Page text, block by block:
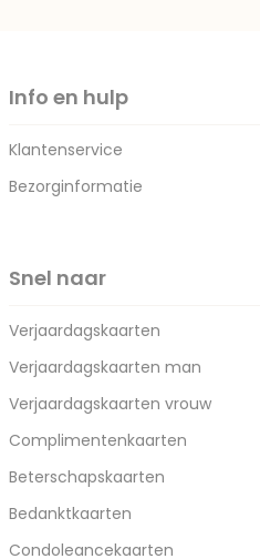
Info en hulp
Klantenservice
Bezorginformatie
Snel naar
Verjaardagskaarten
Verjaardagskaarten man
Verjaardagskaarten vrouw
Complimentenkaarten
Beterschapskaarten
Bedanktkaarten
Condoleancekaarten